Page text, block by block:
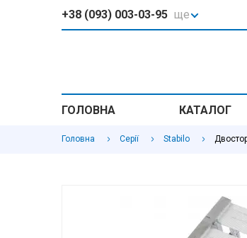
+38 (093) 003-03-95 ще
ГОЛОВНА КАТАЛОГ
Головна Серії Stabilo